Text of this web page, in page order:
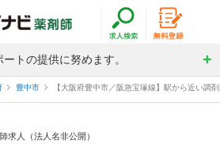
トの提供に努めます。
豊中市 【大阪府豊中市／阪急宝塚線】駅から近い調
求人（法人名非公開）